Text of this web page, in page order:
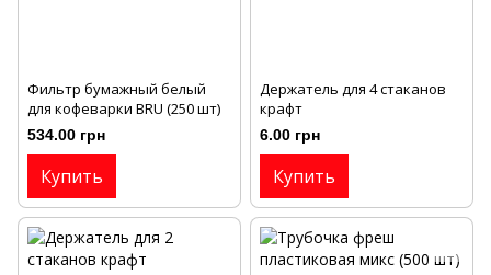
Фильтр бумажный белый
для кофеварки BRU (250 шт)
534.00 грн
Купить
Держатель для 4 стаканов
крафт
6.00 грн
Купить